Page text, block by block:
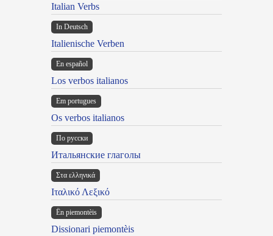
Italian Verbs
In Deutsch
Italienische Verben
En español
Los verbos italianos
Em portugues
Os verbos italianos
По русски
Итальянские глаголы
Στα ελληνικά
Ιταλικό Λεξικό
Ën piemontèis
Dissionari piemontèis